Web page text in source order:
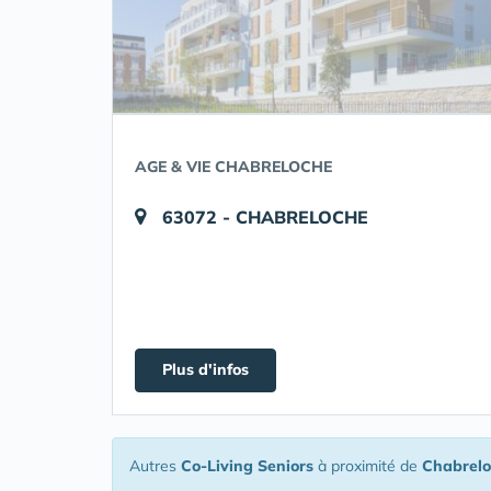
AGE & VIE CHABRELOCHE
63072 - CHABRELOCHE
Plus d'infos
Autres Co-Living Seniors à proximité de